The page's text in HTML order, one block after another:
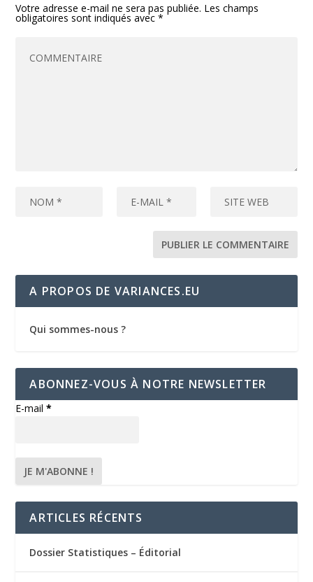
Votre adresse e-mail ne sera pas publiée. Les champs
obligatoires sont indiqués avec*
A PROPOS DE VARIANCES.EU
Qui sommes-nous ?
ABONNEZ-VOUS À NOTRE NEWSLETTER
E-mail*
ARTICLES RÉCENTS
Dossier Statistiques – Éditorial